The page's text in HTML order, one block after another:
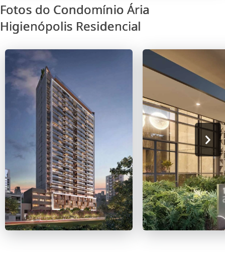
Fotos do Condomínio Ária
Higienópolis Residencial